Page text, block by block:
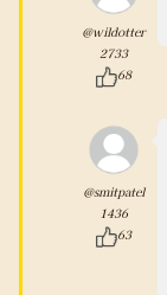
@wildotter
2733
68
@smitpatel
1436
63